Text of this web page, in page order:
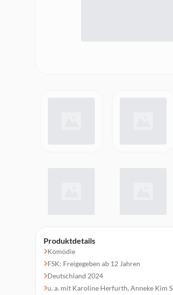
Produktdetails
Komödie
FSK: Freigegeben ab 12 Jahren
Deutschland 2024
u. a. mit Karoline Herfurth, Anneke Kim